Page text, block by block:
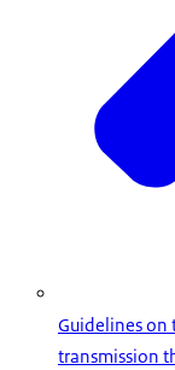
Guidelines on
transmission